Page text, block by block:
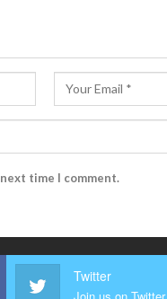
time I comment.
Twitter
Join us on Twitter